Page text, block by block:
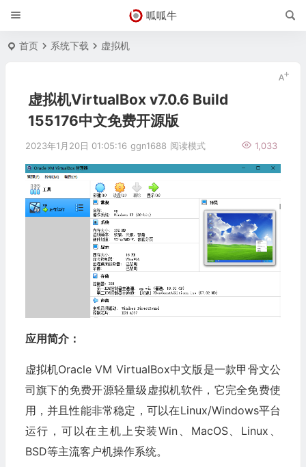
呱呱牛
首页 系统下载 虚拟机
虚拟机VirtualBox v7.0.6 Build
155176中文免费开源版
2023年1月20日 01:05:16 ggn1688 1,033
阅读模式
应用简介：
虚拟机Oracle VM VirtualBox中文版是一款甲骨文公
司旗下的免费开源轻量级虚拟机软件，它完全免费使
用，并且性能非常稳定，可以在Linux/Windows平台
运行，可以在主机上安装Win、MacOS、Linux、
BSD等主流客户机操作系统。